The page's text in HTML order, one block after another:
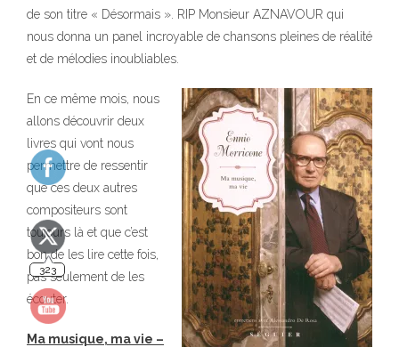
de son titre « Désormais ». RIP Monsieur AZNAVOUR qui
nous donna un panel incroyable de chansons pleines de réalité
et de mélodies inoubliables.
En ce même mois, nous
allons découvrir deux
livres qui vont nous
permettre de ressentir
que ces deux autres
compositeurs sont
toujours là et que c’est
bon de les lire cette fois,
pas seulement de les
écouter.
Ma musique, ma vie –
140
10